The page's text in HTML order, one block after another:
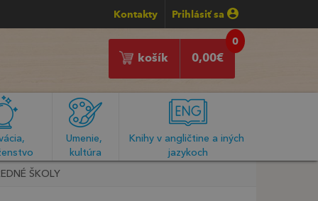
Kontakty Prihlásiť sa
0
0,00€
košík
Umenie,
kultúra
Knihy v angličtine a iných
jazykoch
ŠKOLY